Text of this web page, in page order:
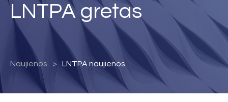
LNTPA gretas
Naujienos LNTPA naujienos